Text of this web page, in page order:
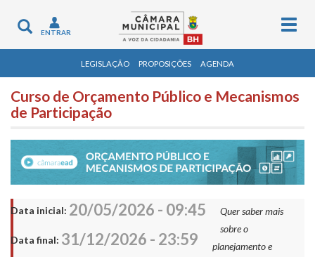
Toggle
navigation
ENTRAR
LEGISLAÇÃO PROPOSIÇÕES AGENDA
Curso de Orçamento Público e Mecanismos
de Participação
Data inicial: 20/05/2026 - 09:45
Data final: 31/12/2026 - 23:59
Quer saber mais
sobre o
planejamento e